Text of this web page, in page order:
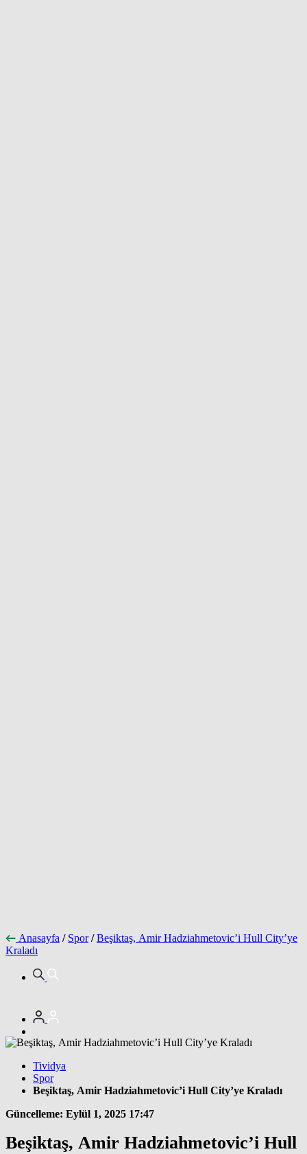
Anasayfa / Spor / Beşiktaş, Amir Hadziahmetovic’i Hull City’ye
Kraladı
Tividya
Spor
Beşiktaş, Amir Hadziahmetovic’i Hull City’ye Kraladı
Güncelleme: Eylül 1, 2025 17:47
Beşiktaş, Amir Hadziahmetovic’i Hull